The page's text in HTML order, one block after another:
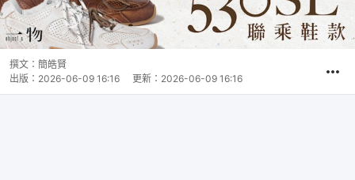
撰文： 簡皓賢
出版： 2026-06-09 16:16 更新： 2026-06-09 16:16